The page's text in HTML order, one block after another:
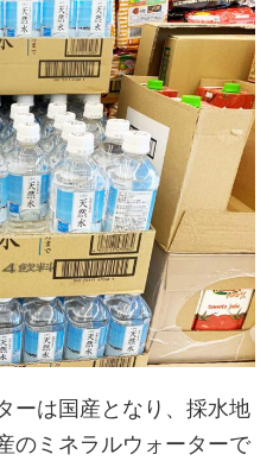
ーは国産となり、採水地
のミネラルウォーターで